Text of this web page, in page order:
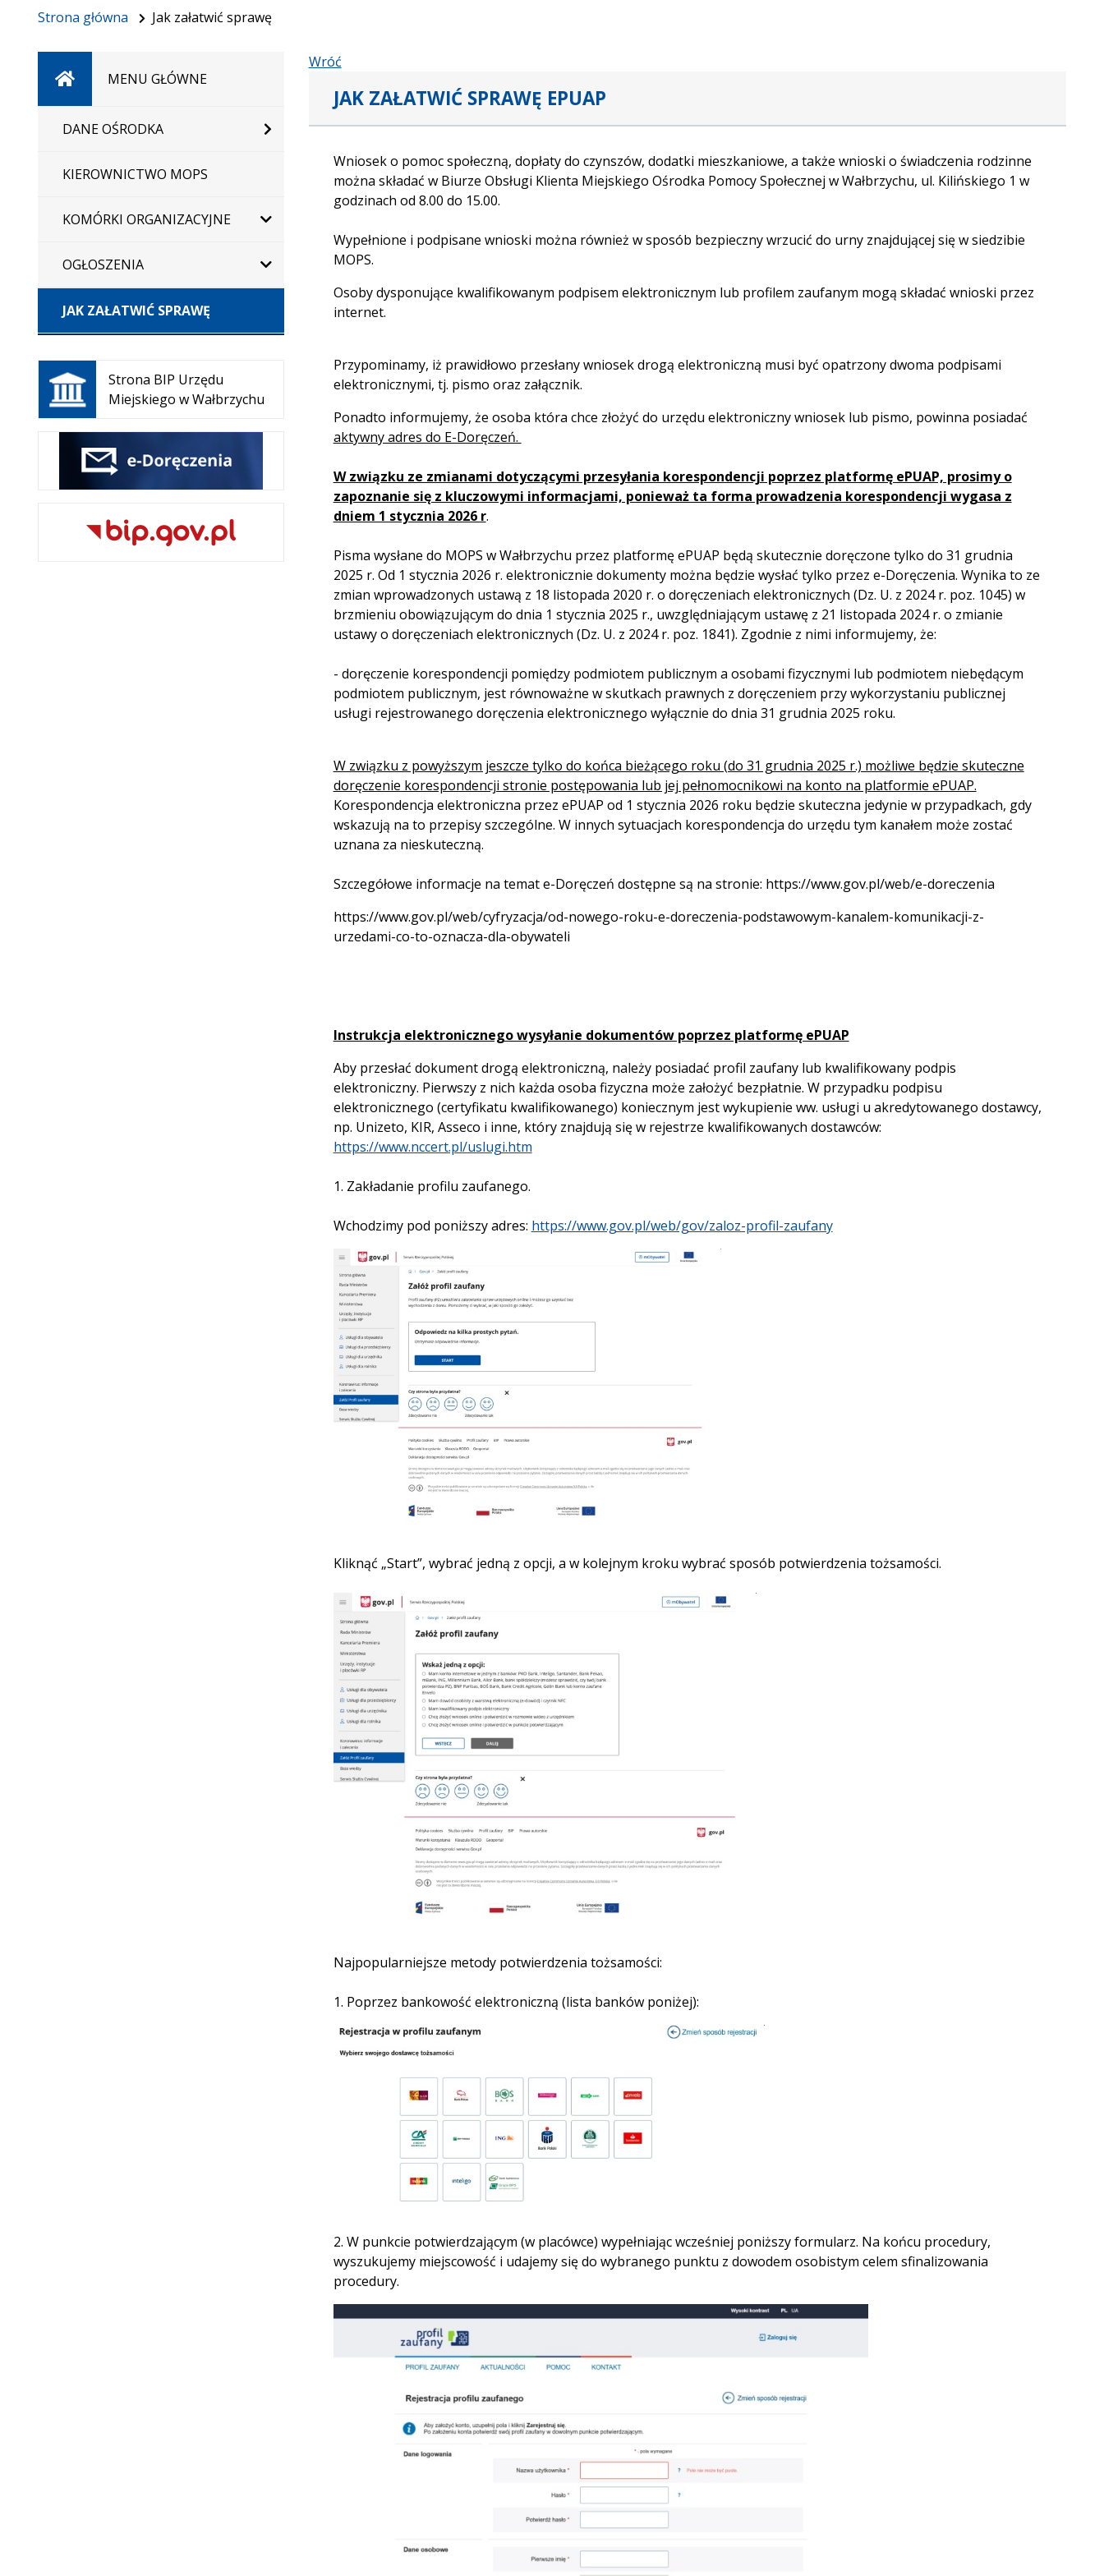
Strona główna Jak załatwić sprawę
StronaMENU GŁÓWNE
DANE OŚRODKA
KIEROWNICTWO MOPS
KOMÓRKI ORGANIZACYJNE
OGŁOSZENIA
JAK ZAŁATWIĆ SPRAWĘ
Strona BIP Urzędu
Miejskiego w Wałbrzychu
Otwiera
się w
nowej
karcie
Wróć
JAK ZAŁATWIĆ SPRAWĘ EPUAP
Wniosek o pomoc społeczną, dopłaty do czynszów, dodatki mieszkaniowe, a także wnioski o świadczenia rodzinne
można składać w Biurze Obsługi Klienta Miejskiego Ośrodka Pomocy Społecznej w Wałbrzychu, ul. Kilińskiego 1 w
godzinach od 8.00 do 15.00.
Wypełnione i podpisane wnioski można również w sposób bezpieczny wrzucić do urny znajdującej się w siedzibie
MOPS.
Osoby dysponujące kwalifikowanym podpisem elektronicznym lub profilem zaufanym mogą składać wnioski przez
internet.
Przypominamy, iż prawidłowo przesłany wniosek drogą elektroniczną musi być opatrzony dwoma podpisami
elektronicznymi, tj. pismo oraz załącznik.
Ponadto informujemy, że osoba która chce złożyć do urzędu elektroniczny wniosek lub pismo, powinna posiadać
aktywny adres do E-Doręczeń.
W związku ze zmianami dotyczącymi przesyłania korespondencji poprzez platformę ePUAP, prosimy o
zapoznanie się z kluczowymi informacjami, ponieważ ta forma prowadzenia korespondencji wygasa z
dniem 1 stycznia 2026 r.
Pisma wysłane do MOPS w Wałbrzychu przez platformę ePUAP będą skutecznie doręczone tylko do 31 grudnia
2025 r. Od 1 stycznia 2026 r. elektronicznie dokumenty można będzie wysłać tylko przez e-Doręczenia. Wynika to ze
zmian wprowadzonych ustawą z 18 listopada 2020 r. o doręczeniach elektronicznych (Dz. U. z 2024 r. poz. 1045) w
brzmieniu obowiązującym do dnia 1 stycznia 2025 r., uwzględniającym ustawę z 21 listopada 2024 r. o zmianie
ustawy o doręczeniach elektronicznych (Dz. U. z 2024 r. poz. 1841). Zgodnie z nimi informujemy, że:
- doręczenie korespondencji pomiędzy podmiotem publicznym a osobami fizycznymi lub podmiotem niebędącym
podmiotem publicznym, jest równoważne w skutkach prawnych z doręczeniem przy wykorzystaniu publicznej
usługi rejestrowanego doręczenia elektronicznego wyłącznie do dnia 31 grudnia 2025 roku.
W związku z powyższym jeszcze tylko do końca bieżącego roku (do 31 grudnia 2025 r.) możliwe będzie skuteczne
doręczenie korespondencji stronie postępowania lub jej pełnomocnikowi na konto na platformie ePUAP.
Korespondencja elektroniczna przez ePUAP od 1 stycznia 2026 roku będzie skuteczna jedynie w przypadkach, gdy
wskazują na to przepisy szczególne. W innych sytuacjach korespondencja do urzędu tym kanałem może zostać
uznana za nieskuteczną.
Szczegółowe informacje na temat e-Doręczeń dostępne są na stronie: https://www.gov.pl/web/e-doreczenia
https://www.gov.pl/web/cyfryzacja/od-nowego-roku-e-doreczenia-podstawowym-kanalem-komunikacji-z-
urzedami-co-to-oznacza-dla-obywateli
Instrukcja elektronicznego wysyłanie dokumentów poprzez platformę ePUAP
Aby przesłać dokument drogą elektroniczną, należy posiadać profil zaufany lub kwalifikowany podpis
elektroniczny. Pierwszy z nich każda osoba fizyczna może założyć bezpłatnie. W przypadku podpisu
elektronicznego (certyfikatu kwalifikowanego) koniecznym jest wykupienie ww. usługi u akredytowanego dostawcy,
np. Unizeto, KIR, Asseco i inne, który znajdują się w rejestrze kwalifikowanych dostawców:
https://www.nccert.pl/uslugi.htm
1. Zakładanie profilu zaufanego.
Wchodzimy pod poniższy adres: https://www.gov.pl/web/gov/zaloz-profil-zaufany
Kliknąć „Start”, wybrać jedną z opcji, a w kolejnym kroku wybrać sposób potwierdzenia tożsamości.
Najpopularniejsze metody potwierdzenia tożsamości:
1. Poprzez bankowość elektroniczną (lista banków poniżej):
2. W punkcie potwierdzającym (w placówce) wypełniając wcześniej poniższy formularz. Na końcu procedury,
wyszukujemy miejscowość i udajemy się do wybranego punktu z dowodem osobistym celem sfinalizowania
procedury.